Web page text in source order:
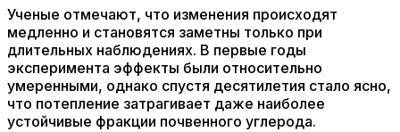
Ученые отмечают, что изменения происходят
медленно и становятся заметны только при
длительных наблюдениях. В первые годы
эксперимента эффекты были относительно
умеренными, однако спустя десятилетия стало ясно,
что потепление затрагивает даже наиболее
устойчивые фракции почвенного углерода.